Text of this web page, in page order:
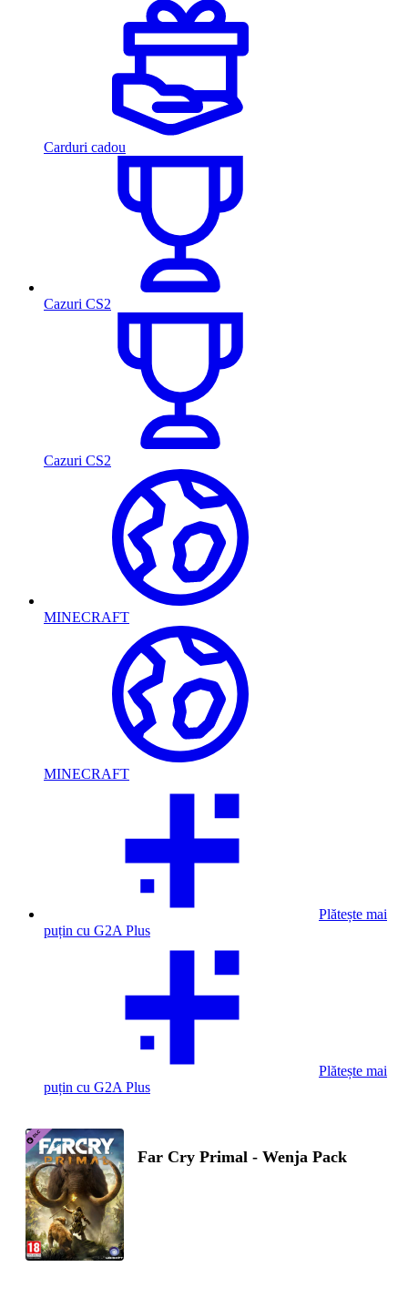
Carduri cadou
Cazuri CS2
Cazuri CS2
MINECRAFT
MINECRAFT
Plătește mai
puțin cu G2A Plus
Plătește mai
puțin cu G2A Plus
Far Cry Primal - Wenja Pack